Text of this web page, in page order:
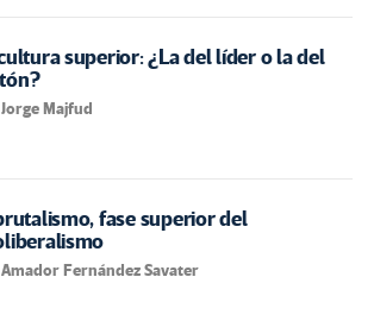
superior: ¿La del líder o la del
Majfud
fase superior del
Fernández Savater